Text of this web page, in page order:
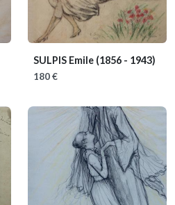
SULPIS Emile (1856 - 1943)
180 €